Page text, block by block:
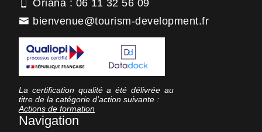
Oriana : 06 11 32 56 09
bienvenue@tourism-development.fr
La certification qualité a été délivrée au
titre de la catégorie d’action suivante :
Actions de formation
Navigation